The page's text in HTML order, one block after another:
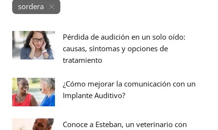
sordera
Pérdida de audición en un solo oído:
causas, síntomas y opciones de
tratamiento
¿Cómo mejorar la comunicación con un
Implante Auditivo?
Conoce a Esteban, un veterinario con